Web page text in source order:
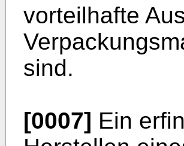
vorteilhafte
sind.
[0007] Ein